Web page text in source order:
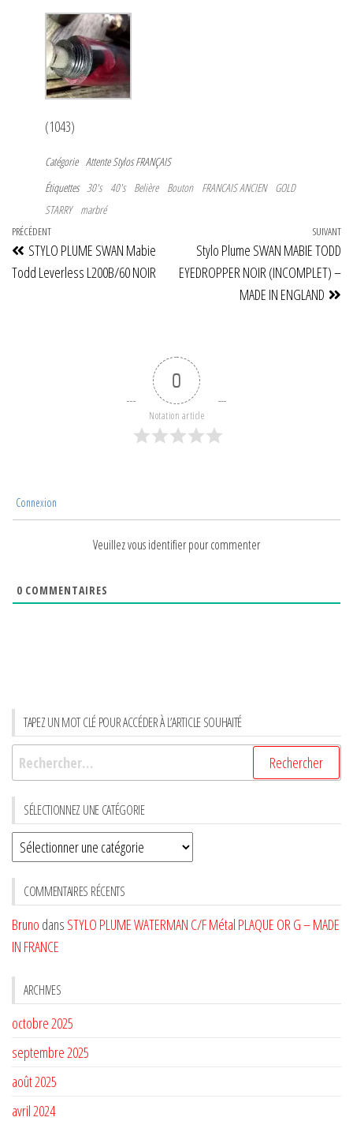
(1043)
Catégorie AttenteStylos FRANÇAIS
Étiquettes 30's 40's Belière Bouton FRANCAIS ANCIEN
GOLD
STARRY
marbré
Navigation
de
l’article
Article
précédent
PRÉCÉDENT
STYLO PLUME SWAN Mabie
Todd Leverless L200B/60 NOIR
SUIVANT
Stylo Plume SWAN MABIE TODD
EYEDROPPER NOIR (INCOMPLET) –
MADE IN ENGLAND
0
Notation article
Connexion
Veuillez vous identifier pour commenter
0 COMMENTAIRES
TAPEZ UN MOT CLÉ POUR ACCÉDER À L’ARTICLE SOUHAITÉ
Rechercher :
SÉLECTIONNEZ UNE CATÉGORIE
Sélectionnez
une
CATÉGORIE
COMMENTAIRES RÉCENTS
Bruno dans STYLO PLUME WATERMAN C/F Métal PLAQUE OR G – MADE
IN FRANCE
ARCHIVES
octobre 2025
septembre 2025
août 2025
avril 2024